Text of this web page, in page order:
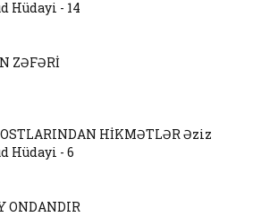
Hüdayi - 14
ZƏFƏRİ
HİKMƏTLƏR Əziz
Hüdayi - 6
ONDANDIR